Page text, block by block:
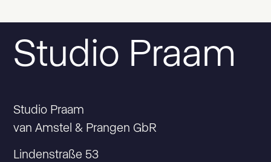
Studio Praam
Studio Praam
van Amstel & Prangen GbR
Lindenstraße 53